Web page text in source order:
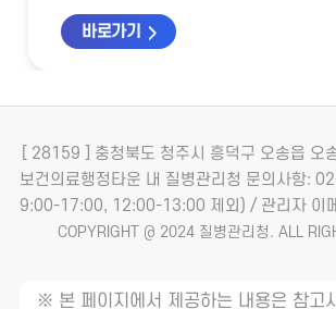
바로가기
[ 28159 ] 충청북도 청주시 흥덕구 오송읍 오
보건의료행정타운 내 질병관리청 문의사항:
9:00-17:00, 12:00-13:00 제외) / 관리자 이
COPYRIGHT @ 2024 질병관리청. ALL
※ 본 페이지에서 제공하는 내용은 참고